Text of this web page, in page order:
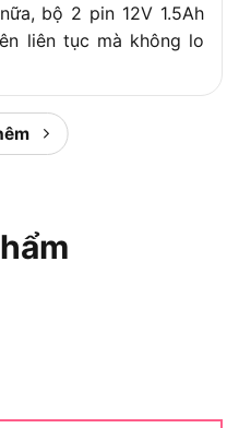
bộ 2 pin 12V 1.5Ah
liên tục mà không lo
phân khúc 12V như
Milwaukee M12 FID,
thông số kỹ thuật,
sánh để giúp bạn đưa
xác nhất.